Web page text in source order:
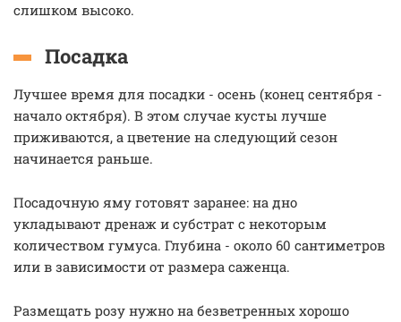
слишком высоко.
Посадка
Лучшее время для посадки - осень (конец сентября -
начало октября). В этом случае кусты лучше
приживаются, а цветение на следующий сезон
начинается раньше.
Посадочную яму готовят заранее: на дно
укладывают дренаж и субстрат с некоторым
количеством гумуса. Глубина - около 60 сантиметров
или в зависимости от размера саженца.
Размещать розу нужно на безветренных хорошо